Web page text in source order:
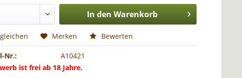
In den Warenkorb
Merken Bewerten
Nr.:
A10421
ist frei ab 18 Jahre.